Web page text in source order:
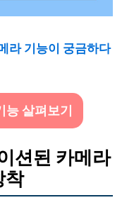
라 기능이 궁금하다
살펴보기
션된 카메라
착